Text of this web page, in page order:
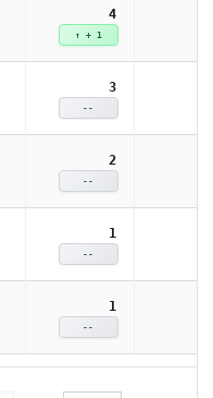
4
↑ + 1
3
--
2
--
1
--
1
--